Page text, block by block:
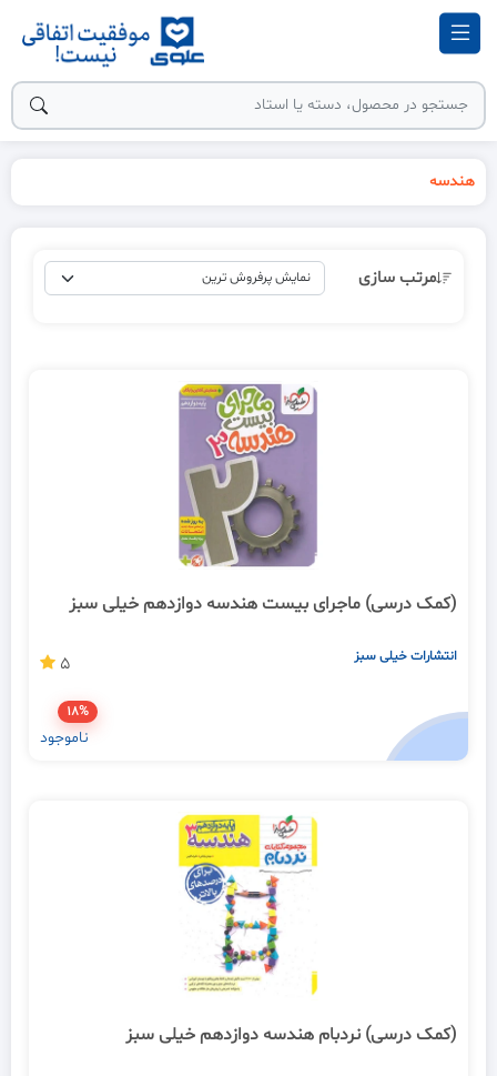
هندسه
مرتب سازی
(کمک درسی) ماجرای بیست هندسه دوازدهم خیلی سبز
انتشارات خیلی سبز 5
18%
ناموجود
(کمک درسی) نردبام هندسه دوازدهم خیلی سبز